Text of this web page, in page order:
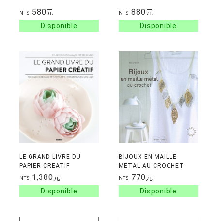
NT$ 580元 NT$ 880元
LE GRAND LIVRE DU
PAPIER CREATIF
NT$ 1,380元
BIJOUX EN MAILLE
METAL AU CROCHET
NT$ 770元